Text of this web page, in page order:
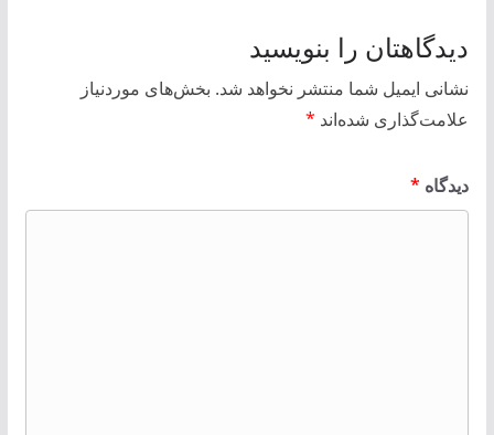
دیدگاهتان را بنویسید
نشانی ایمیل شما منتشر نخواهد شد. بخش‌های موردنیاز
علامت‌گذاری شده‌اند *
دیدگاه *